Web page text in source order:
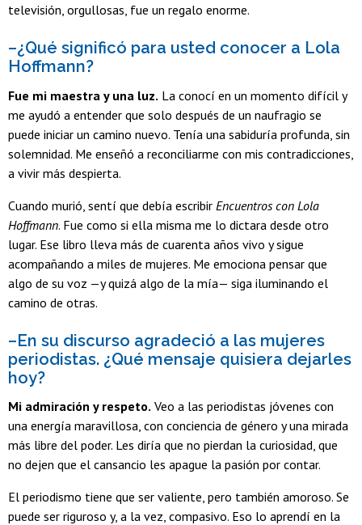
televisión, orgullosas, fue un regalo enorme.
–¿Qué significó para usted conocer a Lola
Hoffmann?
Fue mi maestra y una luz. La conocí en un momento difícil y
me ayudó a entender que solo después de un naufragio se
puede iniciar un camino nuevo. Tenía una sabiduría profunda, sin
solemnidad. Me enseñó a reconciliarme con mis contradicciones,
a vivir más despierta.
Cuando murió, sentí que debía escribir Encuentros con Lola
Hoffmann. Fue como si ella misma me lo dictara desde otro
lugar. Ese libro lleva más de cuarenta años vivo y sigue
acompañando a miles de mujeres. Me emociona pensar que
algo de su voz —y quizá algo de la mía— siga iluminando el
camino de otras.
–En su discurso agradeció a las mujeres
periodistas. ¿Qué mensaje quisiera dejarles
hoy?
Mi admiración y respeto. Veo a las periodistas jóvenes con
una energía maravillosa, con conciencia de género y una mirada
más libre del poder. Les diría que no pierdan la curiosidad, que
no dejen que el cansancio les apague la pasión por contar.
El periodismo tiene que ser valiente, pero también amoroso. Se
puede ser riguroso y, a la vez, compasivo. Eso lo aprendí en la